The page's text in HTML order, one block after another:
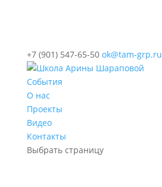
+7 (901) 547-65-50 ok@tam-grp.ru
События
О нас
Проекты
Видео
Контакты
Выбрать страницу